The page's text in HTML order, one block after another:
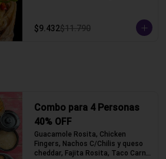
pico de gallo y crema ácida,
acompañado con papas fritas.
$9.432$11.790
Combo para 4 Personas
40% OFF
Guacamole Rosita, Chicken
Fingers, Nachos C/Chilis y queso
cheddar, Fajita Rosita, Taco Carne